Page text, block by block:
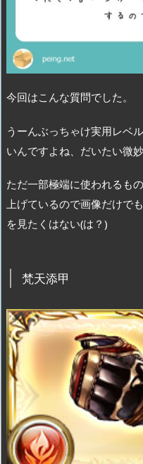
今回はこんな質問でした。
うーんぶっちゃけ実用レベ
いんですよね、だいたい微妙
ただ一部極端に使われるも
上げているので画像だけで
を見たくはない(は？)
梵天添甲